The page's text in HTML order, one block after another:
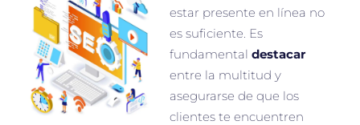
estar presente en línea no
es suficiente. Es
fundamental destacar
entre la multitud y
asegurarse de que los
clientes te encuentren